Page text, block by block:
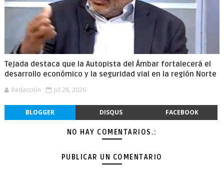
Tejada destaca que la Autopista del Ámbar fortalecerá el
desarrollo económico y la seguridad vial en la región Norte
Redacción Jul 28, 2026
BLOGGER DISQUS FACEBOOK
NO HAY COMENTARIOS.:
PUBLICAR UN COMENTARIO